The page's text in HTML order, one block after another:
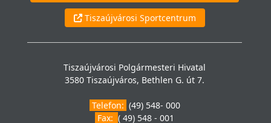
Tiszaújvárosi Sportcentrum
Tiszaújvárosi Polgármesteri Hivatal
3580 Tiszaújváros, Bethlen G. út 7.
Telefon: (49) 548- 000
Fax: ( 49) 548 - 001